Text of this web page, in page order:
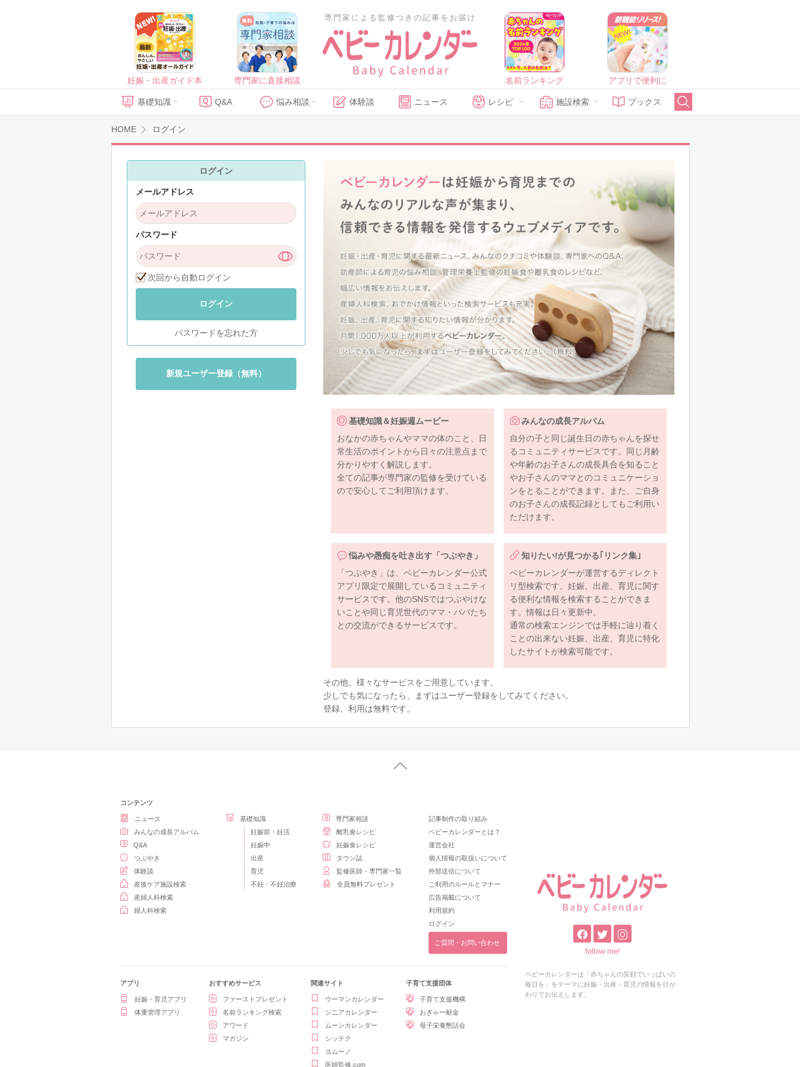
妊娠・出産ガイド本 専門家に直接相談
専門家による監修つきの記事をお届け
名前ランキング アプリで便利に
基礎知識 Q&A 悩み相談 体験談 ニュース レシピ 施設検索 ブックス
HOME ログイン
ログイン
メールアドレス
パスワード
次回から自動ログイン
ログイン
パスワードを忘れた方
新規ユーザー登録（無料）
基礎知識＆妊娠週ムービー
おなかの赤ちゃんやママの体のこと、日
常生活のポイントから日々の注意点まで
分かりやすく解説します。
全ての記事が専門家の監修を受けている
ので安心してご利用頂けます。
みんなの成長アルバム
自分の子と同じ誕生日の赤ちゃんを探せ
るコミュニティサービスです。同じ月齢
や年齢のお子さんの成長具合を知ること
やお子さんのママとのコミュニケーショ
ンをとることができます。また、ご自身
のお子さんの成長記録としてもご利用い
ただけます。
悩みや愚痴を吐き出す「つぶやき」
「つぶやき」は、ベビーカレンダー公式
アプリ限定で展開しているコミュニティ
サービスです。他のSNSではつぶやけな
いことや同じ育児世代のママ・パパたち
との交流ができるサービスです。
知りたい!が見つかる｢リンク集｣
ベビーカレンダーが運営するディレクト
リ型検索です。妊娠、出産、育児に関す
る便利な情報を検索することができま
す。情報は日々更新中。
通常の検索エンジンでは手軽に辿り着く
ことの出来ない妊娠、出産、育児に特化
したサイトが検索可能です。
その他、様々なサービスをご用意しています。
少しでも気になったら、まずはユーザー登録をしてみてください。
登録、利用は無料です。
コンテンツ
ニュース
みんなの成長アルバム
Q&A
つぶやき
体験談
産後ケア施設検索
産婦人科検索
婦人科検索
基礎知識
妊娠前・妊活
妊娠中
出産
育児
不妊・不妊治療
専門家相談
離乳食レシピ
妊娠食レシピ
タウン誌
監修医師・専門家一覧
全員無料プレゼント
記事制作の取り組み
ベビーカレンダーとは？
運営会社
個人情報の取扱いについて
外部送信について
ご利用のルールとマナー
広告掲載について
利用規約
ログイン
ご質問・お問い合わせ
アプリ
妊娠・育児アプリ
体重管理アプリ
おすすめサービス
ファーストプレゼント
名前ランキング検索
アワード
マガジン
関連サイト
ウーマンカレンダー
シニアカレンダー
ムーンカレンダー
シッテク
ヨムーノ
医師監修.com
子育て支援団体
子育て支援機構
おぎゃー献金
母子栄養懇話会
follow me!
ベビーカレンダーは「赤ちゃんの笑顔でいっぱいの
毎日を」をテーマに妊娠・出産・育児の情報を日が
わりでお伝えします。